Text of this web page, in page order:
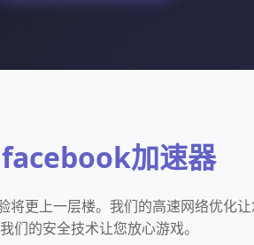
加速器
更上一层楼。我们的高速网络优化让
们的安全技术让您放心游戏。